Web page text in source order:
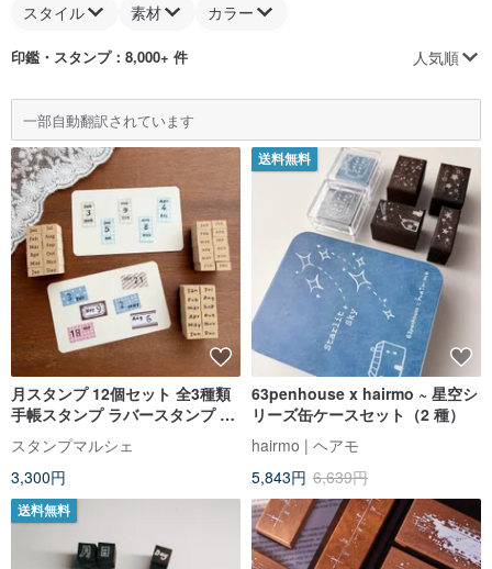
スタイル 素材 カラー
印鑑・スタンプ：8,000+ 件 人気順
一部自動翻訳されています
月スタンプ 12個セット 全3種類
手帳スタンプ ラバースタンプ ス
ケジュール帳 日記 日本製 b-504-
506
スタンプマルシェ
3,300円
送料無料
63penhouse x hairmo ~ 星空シ
リーズ缶ケースセット（2 種）
hairmo | ヘアモ
5,843円 6,639円
送料無料